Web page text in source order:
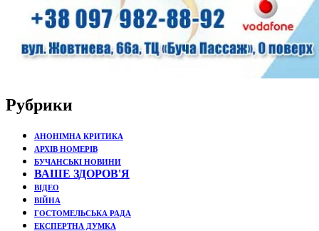
Рубрики
АНОНІМНА КРИТИКА
АРХІВ НОМЕРІВ
БУЧАНСЬКІ НОВИНИ
ВАШЕ ЗДОРОВ'Я
ВІДЕО
ВІЙНА
ГОСТОМЕЛЬСЬКА РАДА
ЕКСПЕРТНА ДУМКА